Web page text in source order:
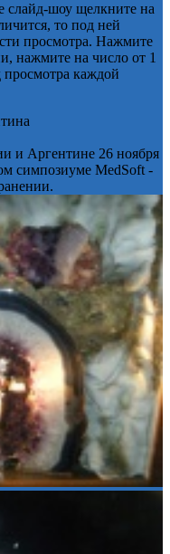
слайд-шоу щелкните на
то под ней
просмотра. Нажмите
нажмите на число от 1
просмотра каждой
и Аргентине 26 ноября
симпозиуме MedSoft -